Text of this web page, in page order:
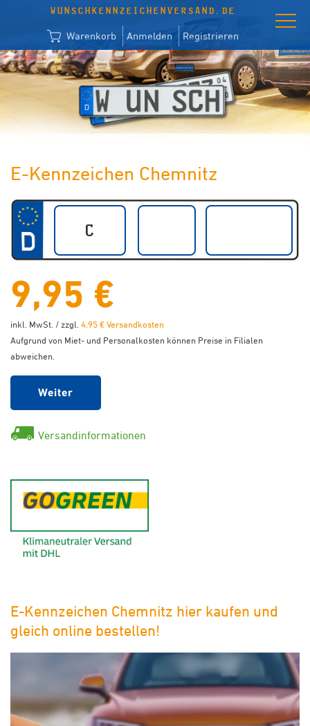
WUNSCHKENNZEICHENVERSAND.DE
Warenkorb Anmelden Registrieren
E-Kennzeichen Chemnitz
9,95 €
inkl. MwSt. / zzgl. 4,95 € Versandkosten
Aufgrund von Miet- und Personalkosten können Preise in Filialen
abweichen.
Weiter
Versandinformationen
E-Kennzeichen Chemnitz hier kaufen und
gleich online bestellen!